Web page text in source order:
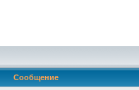
Сообщение